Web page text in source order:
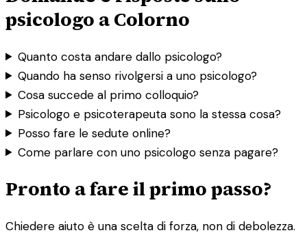
psicologo a Colorno
Quanto costa andare dallo psicologo?
Quando ha senso rivolgersi a uno psicologo?
Cosa succede al primo colloquio?
Psicologo e psicoterapeuta sono la stessa cosa?
Posso fare le sedute online?
Come parlare con uno psicologo senza pagare?
Pronto a fare il primo passo?
Chiedere aiuto è una scelta di forza, non di debolezza.